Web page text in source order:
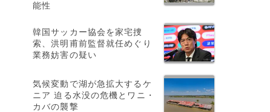
能性
韓国サッカー協会を家宅捜
索、洪明甫前監督就任めぐり
業務妨害の疑い
気候変動で湖が急拡大するケ
ニア 迫る水没の危機とワニ・
カバの襲撃